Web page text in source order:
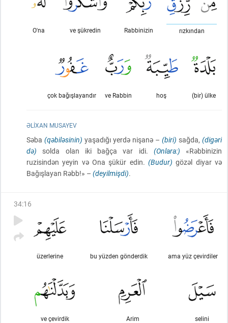
rızkından
Rabbinizin
ve şükredin
O'na
(bir) ülke
hoş
ve Rabbin
çok bağışlayandır
ƏLIXAN MUSAYEV
Səba (qəbiləsinin) yaşadığı yerdə nişanə – (biri) sağda, (digəri
də) solda olan iki bağça var idi. (Onlara:) «Rəbbinizin
ruzisindən yeyin və Ona şükür edin. (Budur) gözəl diyar və
Bağışlayan Rəbb!» – (deyilmişdi).
34:16
ama yüz çevirdiler
bu yüzden gönderdik
üzerlerine
selini
Arim
ve çevirdik